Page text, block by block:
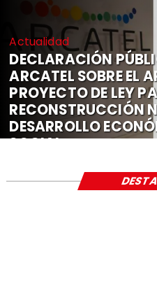
Actualidad
DECLARACIÓN
ARCATEL SOBRE EL
PROYECTO DE LEY
RECONSTRUCCIÓN
DESARROLLO
SOCIAL